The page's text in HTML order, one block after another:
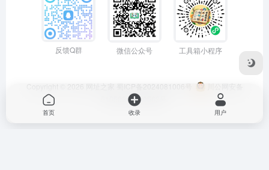
反馈Q群 微信公众号 工具箱小程序
Copyright © 2026 网址之家 蜀ICP备2024081006号
川公网安备
51050202000563号
首页 收录 用户